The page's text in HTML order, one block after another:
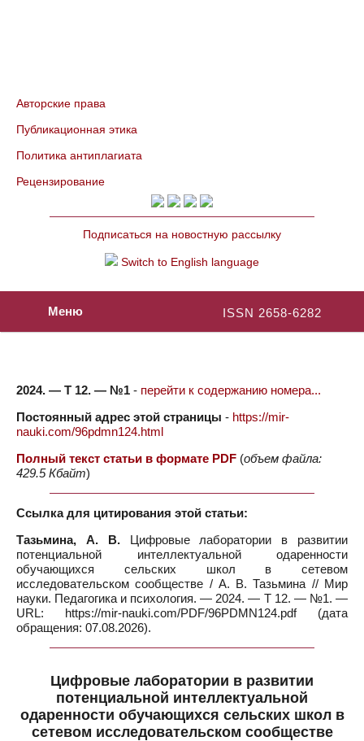
Авторские права
Публикационная этика
Политика антиплагиата
Рецензирование
Подписаться на новостную рассылку
Switch to English language
ISSN 2658-6282
Меню
2024. — Т 12. — №1 - перейти к содержанию номера...
Постоянный адрес этой страницы - https://mir-
nauki.com/96pdmn124.html
Полный текст статьи в формате PDF (объем файла:
429.5 Кбайт)
Ссылка для цитирования этой статьи:
Тазьмина, А. В.Цифровые лаборатории в развитии
потенциальной интеллектуальной одаренности
обучающихся сельских школ в сетевом
исследовательском сообществе / А. В. Тазьмина // Мир
науки. Педагогика и психология. — 2024. — Т 12. — №1. —
URL: https://mir-nauki.com/PDF/96PDMN124.pdf (дата
обращения: 07.08.2026).
Цифровые лаборатории в развитии
потенциальной интеллектуальной
одаренности обучающихся сельских школ в
сетевом исследовательском сообществе